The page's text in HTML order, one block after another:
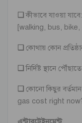
❏কীভাবে যাওয়া
[walking, bus,
❏ কোথায় কোন
❏নির্দিষ্ট স্থানে
❏ কোনো কিছুর
gas cost right